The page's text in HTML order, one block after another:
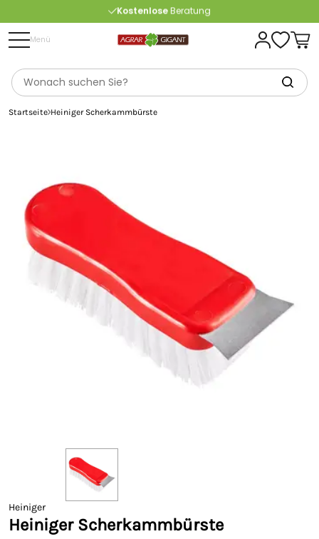
KostenloseBeratung
ab 175 € (in DE) – außer Sperrgut
Menü
Startseite Heiniger Scherkammbürste
Heiniger
Heiniger Scherkammbürste